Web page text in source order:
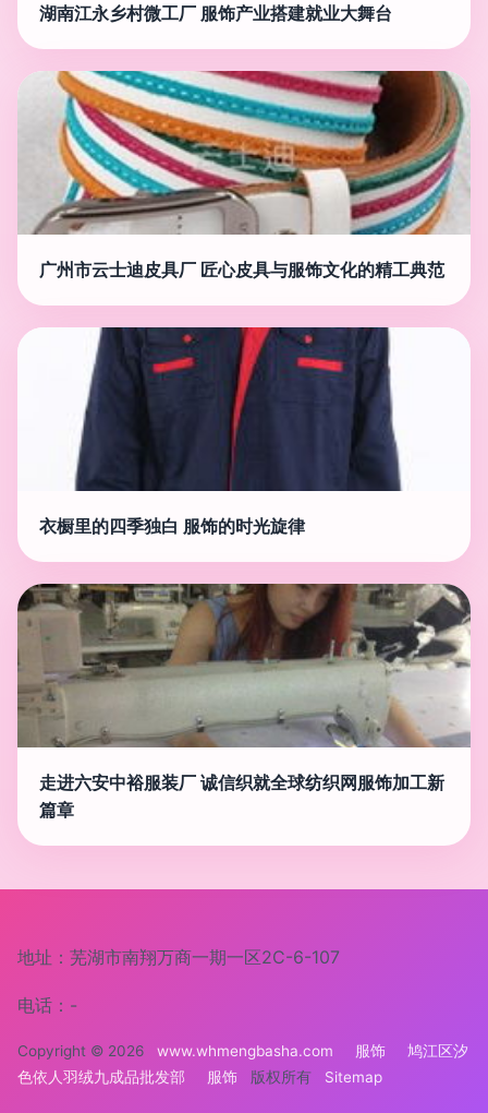
湖南江永乡村微工厂 服饰产业搭建就业大舞台
广州市云士迪皮具厂 匠心皮具与服饰文化的精工典范
衣橱里的四季独白 服饰的时光旋律
走进六安中裕服装厂 诚信织就全球纺织网服饰加工新
篇章
地址：芜湖市南翔万商一期一区2C-6-107
电话：-
Copyright © 2026 www.whmengbasha.com 服饰
鸠江区汐
色依人羽绒九成品批发部
服饰 版权所有 Sitemap